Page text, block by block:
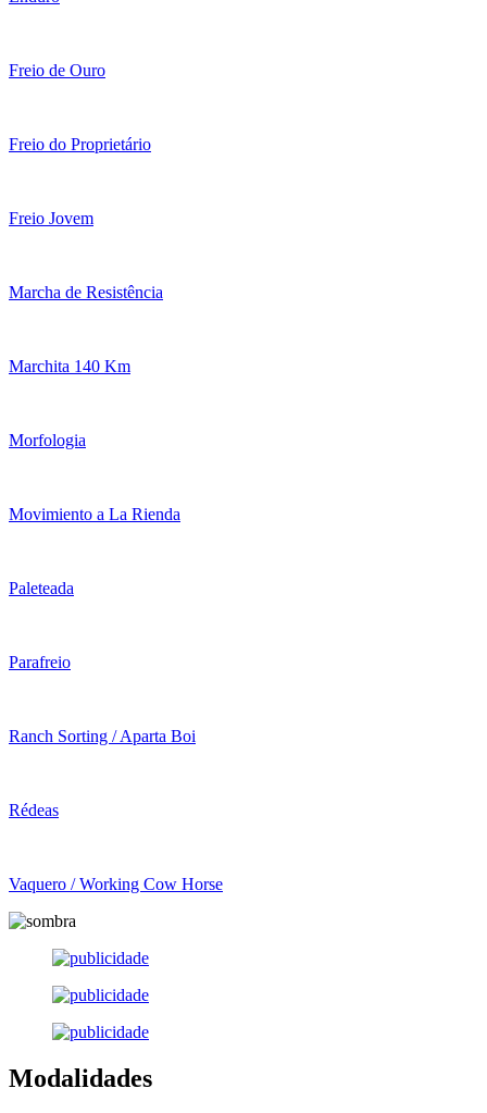
Freio de Ouro
Freio do Proprietário
Freio Jovem
Marcha de Resistência
Marchita 140 Km
Morfologia
Movimiento a La Rienda
Paleteada
Parafreio
Ranch Sorting / Aparta Boi
Rédeas
Vaquero / Working Cow Horse
Modalidades